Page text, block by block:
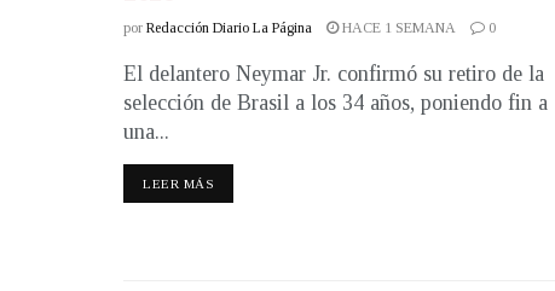
por Redacción Diario La Página HACE 1 SEMANA 0
El delantero Neymar Jr. confirmó su retiro de la
selección de Brasil a los 34 años, poniendo fin a
una...
LEER MÁS